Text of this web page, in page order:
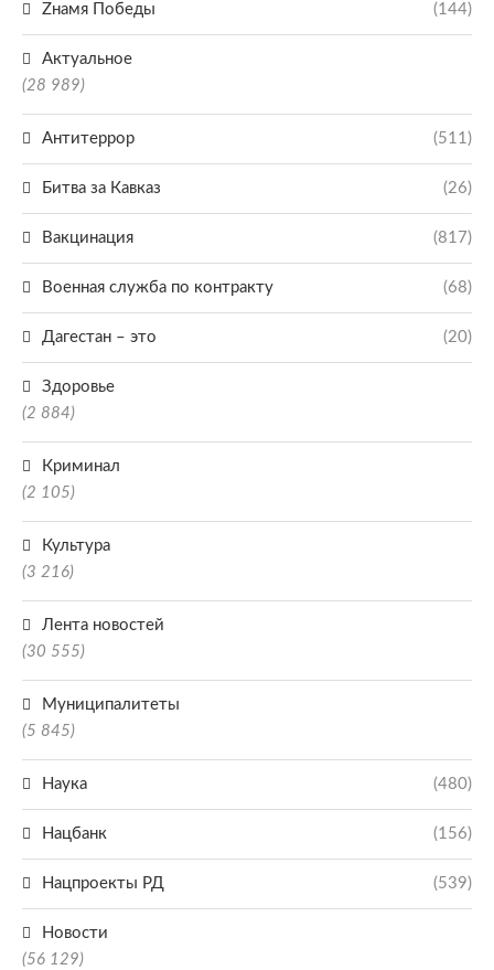
Zнамя Победы (144)
Актуальное
(28 989)
Антитеррор (511)
Битва за Кавказ (26)
Вакцинация (817)
Военная служба по контракту (68)
Дагестан – это (20)
Здоровье
(2 884)
Криминал
(2 105)
Культура
(3 216)
Лента новостей
(30 555)
Муниципалитеты
(5 845)
Наука (480)
Нацбанк (156)
Нацпроекты РД (539)
Новости
(56 129)